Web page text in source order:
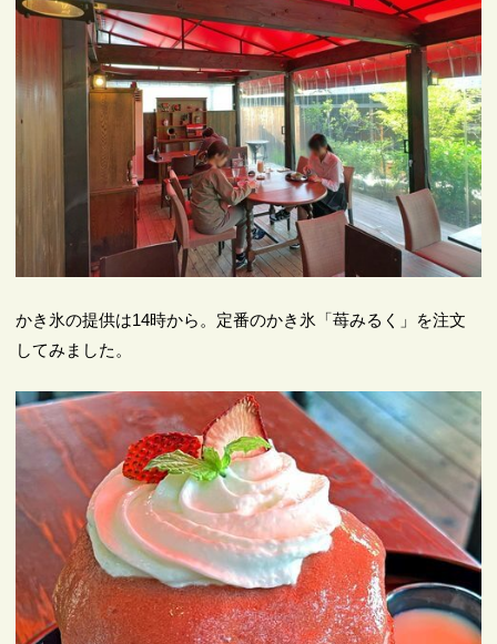
かき氷の提供は14時から。定番のかき氷「苺みるく」を注文
してみました。